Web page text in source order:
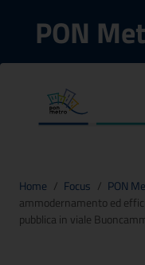
PON
Home / Focus / PON
ammodernamento ed
pubblica in viale